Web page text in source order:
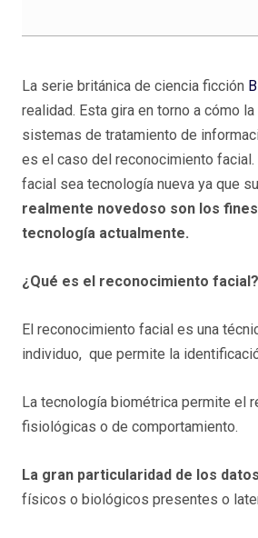
La serie británica de ciencia ficción
realidad. Esta gira en torno a cómo
sistemas de tratamiento de
es el caso del reconocimiento
facial sea tecnología nueva ya que
realmente novedoso son los
tecnología actualmente.
¿Qué es el reconocimiento facial?
El reconocimiento facial es una
individuo, que permite la
La tecnología biométrica permite el
fisiológicas o de comportamiento.
La gran particularidad de los
físicos o biológicos presentes o